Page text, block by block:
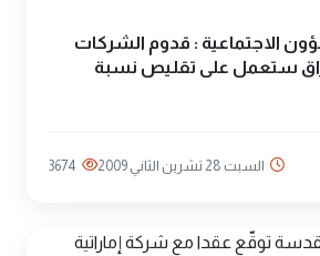
الاجتماعية : قدوم الشركات
ستعمل على تقليص نسبة
السبت 28 تشرين الثاني 2009 3674